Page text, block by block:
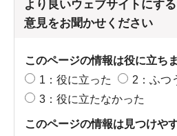
より良いウェブサイトにす
意見をお聞かせください
このページの情報は役に立ち
1：役に立った
2：ふつ
3：役に立たなかった
このページの情報は見つけや